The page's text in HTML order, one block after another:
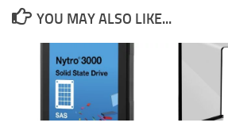
YOU MAY ALSO LIKE...